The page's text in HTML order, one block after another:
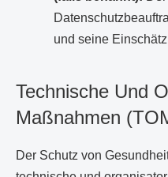
und seine
Technische Und
Maßnahmen
Der Schutz von